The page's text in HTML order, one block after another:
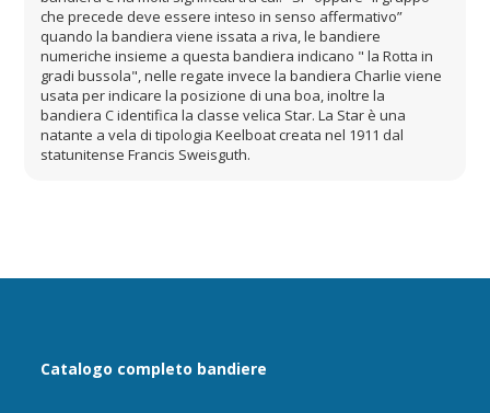
che precede deve essere inteso in senso affermativo”
quando la bandiera viene issata a riva, le bandiere
numeriche insieme a questa bandiera indicano " la Rotta in
gradi bussola", nelle regate invece la bandiera Charlie viene
usata per indicare la posizione di una boa, inoltre la
bandiera C identifica la classe velica Star. La Star è una
natante a vela di tipologia Keelboat creata nel 1911 dal
statunitense Francis Sweisguth.
Catalogo completo bandiere